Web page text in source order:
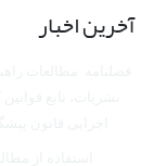
آخرین اخبار